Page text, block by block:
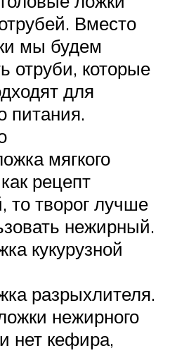
Вместо
мы будем
отруби, которые
для
питания.
мягкого
рецепт
то творог лучше
нежирный.
кукурузной
разрыхлителя.
нежирного
нет кефира,